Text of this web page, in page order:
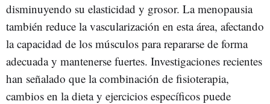
disminuyendo su elasticidad y grosor. La menopausia
también reduce la vascularización en esta área, afectando
la capacidad de los músculos para repararse de forma
adecuada y mantenerse fuertes. Investigaciones recientes
han señalado que la combinación de fisioterapia,
cambios en la dieta y ejercicios específicos puede